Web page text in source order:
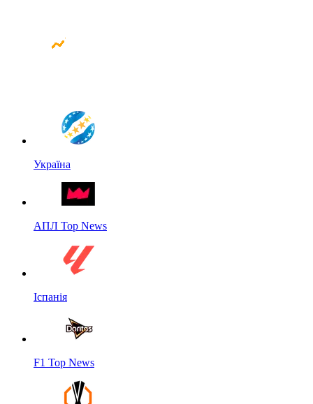
Україна
АПЛ Top News
Іспанія
F1 Top News